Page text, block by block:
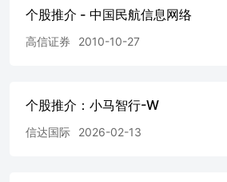
个股推介 - 中国民航信息网络
高信证券 2010-10-27
个股推介：小马智行-W
信达国际 2026-02-13